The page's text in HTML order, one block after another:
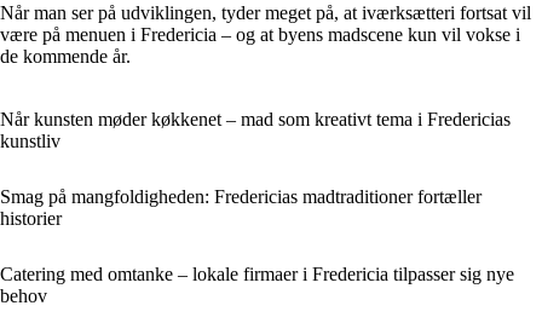
Når man ser på udviklingen, tyder meget på, at iværksætteri fortsat vil
være på menuen i Fredericia – og at byens madscene kun vil vokse i
de kommende år.
Når kunsten møder køkkenet – mad som kreativt tema i Fredericias
kunstliv
Smag på mangfoldigheden: Fredericias madtraditioner fortæller
historier
Catering med omtanke – lokale firmaer i Fredericia tilpasser sig nye
behov